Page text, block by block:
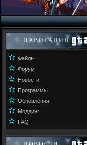
НАВИГАЦИЯ
✫ Файлы
✫ Форум
✫ Новости
✫ Программы
✫ Обновления
✫ Моддинг
✫ FAQ